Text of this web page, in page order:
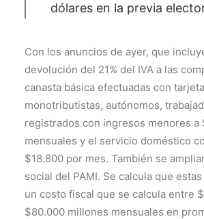
dólares en la previa
Con los anuncios de ayer, que
devolución del 21% del IVA a las
canasta básica efectuadas con
monotributistas, autónomos,
registrados con ingresos menores a
mensuales y el servicio doméstico
$18.800 por mes. También se
social del PAMI. Se calcula que
un costo fiscal que se calcula entre
$80.000 millones mensuales en